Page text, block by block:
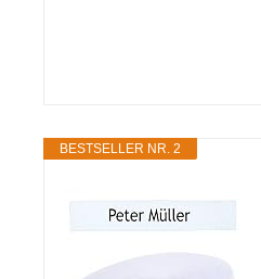
BESTSELLER NR. 2